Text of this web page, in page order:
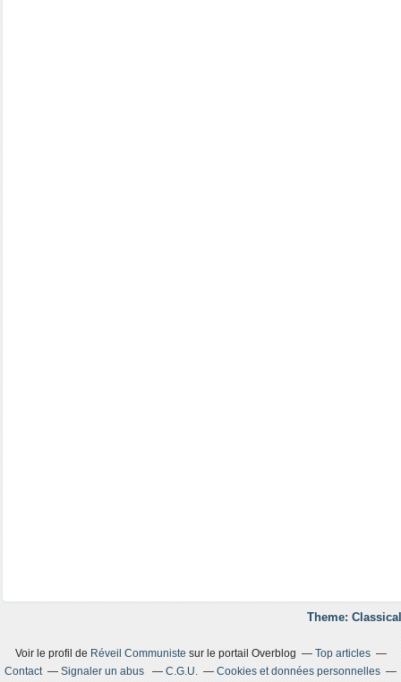
Theme:
Voir le profil de Réveil Communiste sur le portail Overblog
Top articles
Contact
Signaler un abus C.G.U.
Cookies et données personnelles